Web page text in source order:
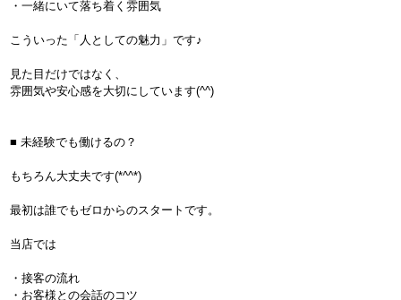
・一緒にいて落ち着く雰囲気
こういった「人としての魅力」です♪
見た目だけではなく、
雰囲気や安心感を大切にしています(^^)
■ 未経験でも働けるの？
もちろん大丈夫です(*^^*)
最初は誰でもゼロからのスタートです。
当店では
・接客の流れ
・お客様との会話のコツ